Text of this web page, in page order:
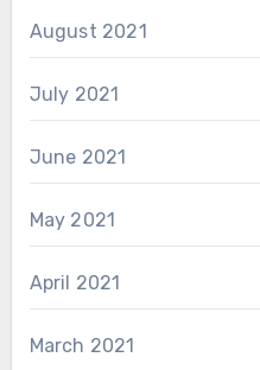
August 2021
July 2021
June 2021
May 2021
April 2021
March 2021